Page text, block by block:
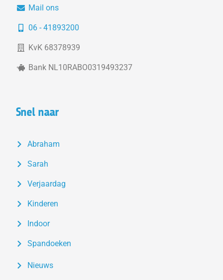
Mail ons
06 - 41893200
KvK 68378939
Bank NL10RABO0319493237
Snel naar
Abraham
Sarah
Verjaardag
Kinderen
Indoor
Spandoeken
Nieuws